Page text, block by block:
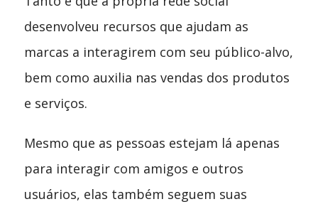
desenvolveu recursos que ajudam as
marcas a interagirem com seu público-alvo,
bem como auxilia nas vendas dos produtos
e serviços.
Mesmo que as pessoas estejam lá apenas
para interagir com amigos e outros
usuários, elas também seguem suas